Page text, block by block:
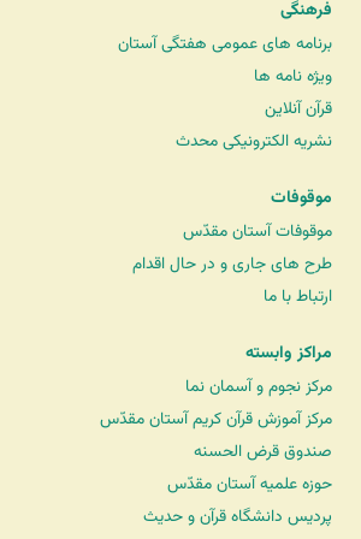
فرهنگی
برنامه های عمومی هفتگی آستان
ویژه نامه ها
قرآن آنلاین
نشریه الکترونیکی محدث
موقوفات
موقوفات آستان مقدّس
طرح های جاری و در حال اقدام
ارتباط با ما
مراکز وابسته
مرکز نجوم و آسمان نما
مرکز آموزش قرآن کریم آستان مقدّس
صندوق قرض الحسنه
حوزه علمیه آستان مقدّس
پردیس دانشگاه قرآن و حدیث